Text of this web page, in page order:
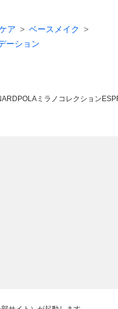
ア
ベースメイク
ーション
POLA ミラノコレクション